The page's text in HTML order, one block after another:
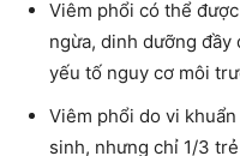
Viêm phổi có thể
ngừa, dinh dưỡng đầy
yếu tố nguy cơ môi
Viêm phổi do vi
sinh, nhưng chỉ 1/3